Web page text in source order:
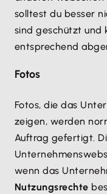
solltest du besser
sind geschützt und
entsprechend
Fotos
Fotos, die das
zeigen, werden
Auftrag gefertigt.
wenn das
Nutzungsrechte